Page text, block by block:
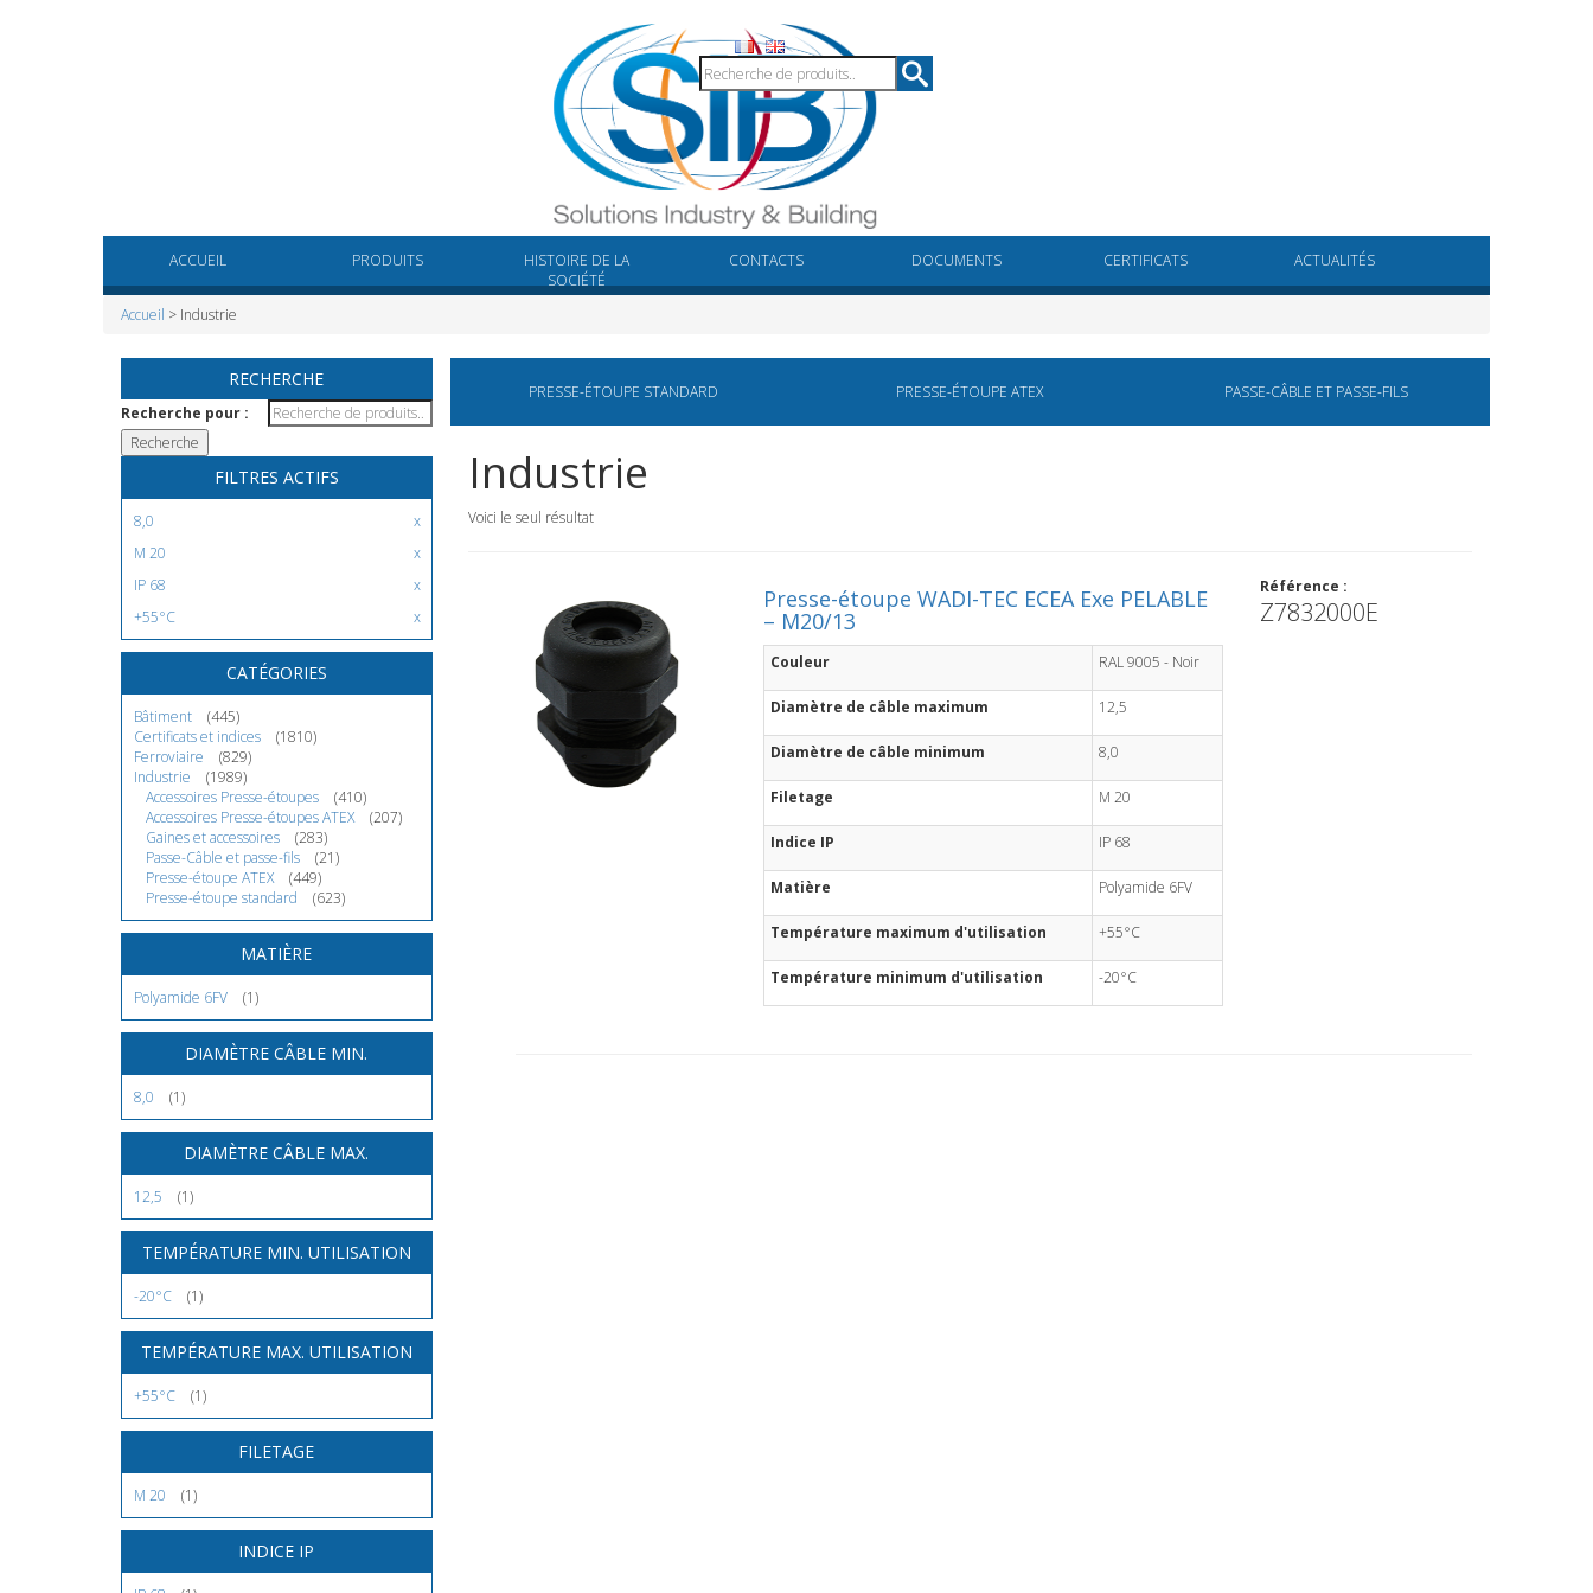
ACCUEIL PRODUITS
HISTOIRE DE LA
SOCIÉTÉ
CONTACTS DOCUMENTS CERTIFICATS ACTUALITÉS
Accueil > Industrie
RECHERCHE
Recherche pour :
FILTRES ACTIFS
8,0
M 20
IP 68
+55°C
CATÉGORIES
Bâtiment
(445)
Certificats et indices
(1810)
Ferroviaire
(829)
Industrie
(1989)
Accessoires Presse-étoupes
(410)
Accessoires Presse-étoupes ATEX
(207)
Gaines et accessoires
(283)
Passe-Câble et passe-fils
(21)
Presse-étoupe ATEX
(449)
Presse-étoupe standard
(623)
MATIÈRE
Polyamide 6FV (1)
DIAMÈTRE CÂBLE MIN.
8,0 (1)
DIAMÈTRE CÂBLE MAX.
12,5 (1)
TEMPÉRATURE MIN. UTILISATION
-20°C (1)
TEMPÉRATURE MAX. UTILISATION
+55°C (1)
FILETAGE
M 20 (1)
INDICE IP
PRESSE-ÉTOUPE STANDARD PRESSE-ÉTOUPE ATEX PASSE-CÂBLE ET PASSE-FILS
Industrie
Voici le seul résultat
Presse-étoupe WADI-TEC ECEA Exe PELABLE
– M20/13
Couleur RAL 9005 - Noir
Diamètre de câble maximum 12,5
Diamètre de câble minimum 8,0
Filetage M 20
Indice IP IP 68
Matière Polyamide 6FV
Température maximum d'utilisation +55°C
Température minimum d'utilisation -20°C
Référence :
Z7832000E